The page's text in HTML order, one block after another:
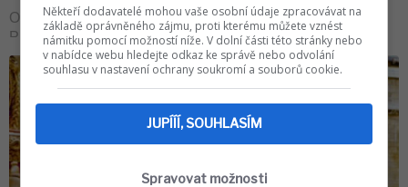
Někteří dodavatelé mohou vaše osobní údaje zpracovávat na
základě oprávněného zájmu, proti kterému můžete vznést
námitku pomocí možností níže. V dolní části této stránky nebo
v nabídce webu hledejte odkaz ke správě nebo odvolání
souhlasu v nastavení ochrany soukromí a souborů cookie.
JUPÍÍÍ, SOUHLASÍM
Spravovat možnosti